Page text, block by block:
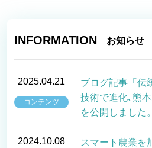
INFORMATION お知らせ
2025.04.21
コンテンツ
ブログ記事「伝
技術で進化､熊
を公開しました。
2024.10.08
スマート農業を